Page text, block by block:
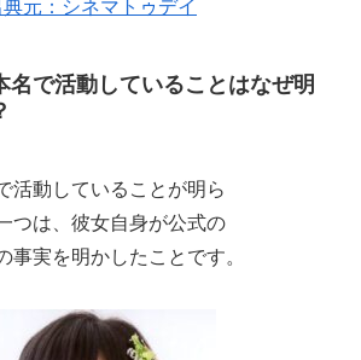
典元：シネマトゥデイ
名で活動していることはなぜ明
活動していることが明ら
つは、彼女自身が公式の
事実を明かしたことです。